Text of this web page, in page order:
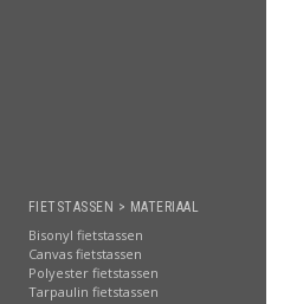
FIETSTASSEN > MATERIAAL
Bisonyl fietstassen
Canvas fietstassen
Polyester fietstassen
Tarpaulin fietstassen